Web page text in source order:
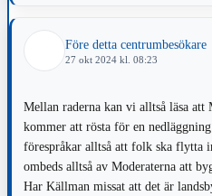
och bygg ut i stället på landsbygden
idrottshall/samlingscenter utanför stan,
delar i regionen.
Före detta centrumbesökare
27 okt 2024 kl. 08:23
Mellan raderna kan vi alltså läsa
kommer att rösta för en
förespråkar alltså att folk ska
ombeds alltså av Moderaterna att
Har Källman missat att det är